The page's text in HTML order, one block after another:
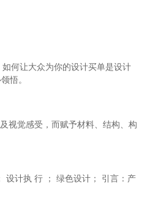
如何让大众为你的设计买单是设计
悟。
视觉感受，而赋予材料、结构、构
设计执 行 ； 绿色设计；
引言：产